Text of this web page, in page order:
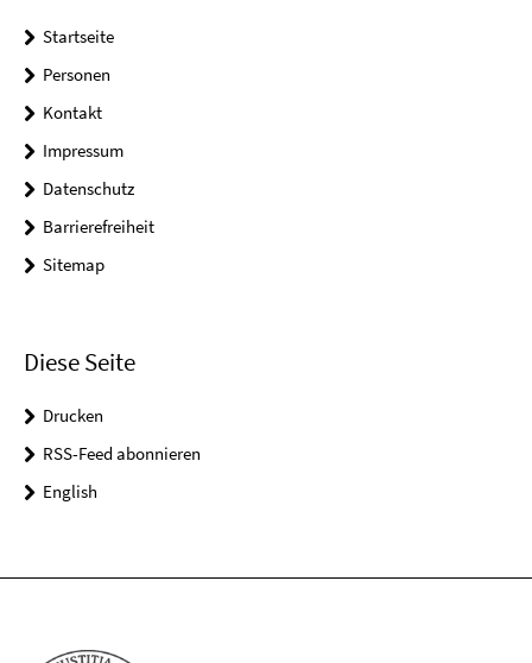
Startseite
Personen
Kontakt
Impressum
Datenschutz
Barrierefreiheit
Sitemap
Diese Seite
Drucken
RSS-Feed abonnieren
English